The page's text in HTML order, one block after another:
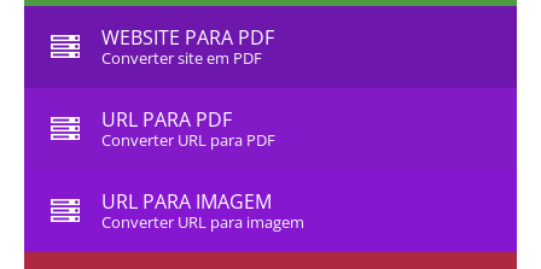
WEBSITE PARA PDF
Converter site em PDF
URL PARA PDF
Converter URL para PDF
URL PARA IMAGEM
Converter URL para imagem